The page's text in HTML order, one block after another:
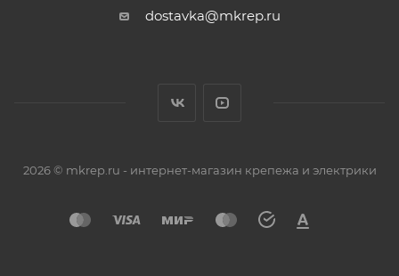
dostavka@mkrep.ru
2026 © mkrep.ru - интернет-магазин крепежа и электрики